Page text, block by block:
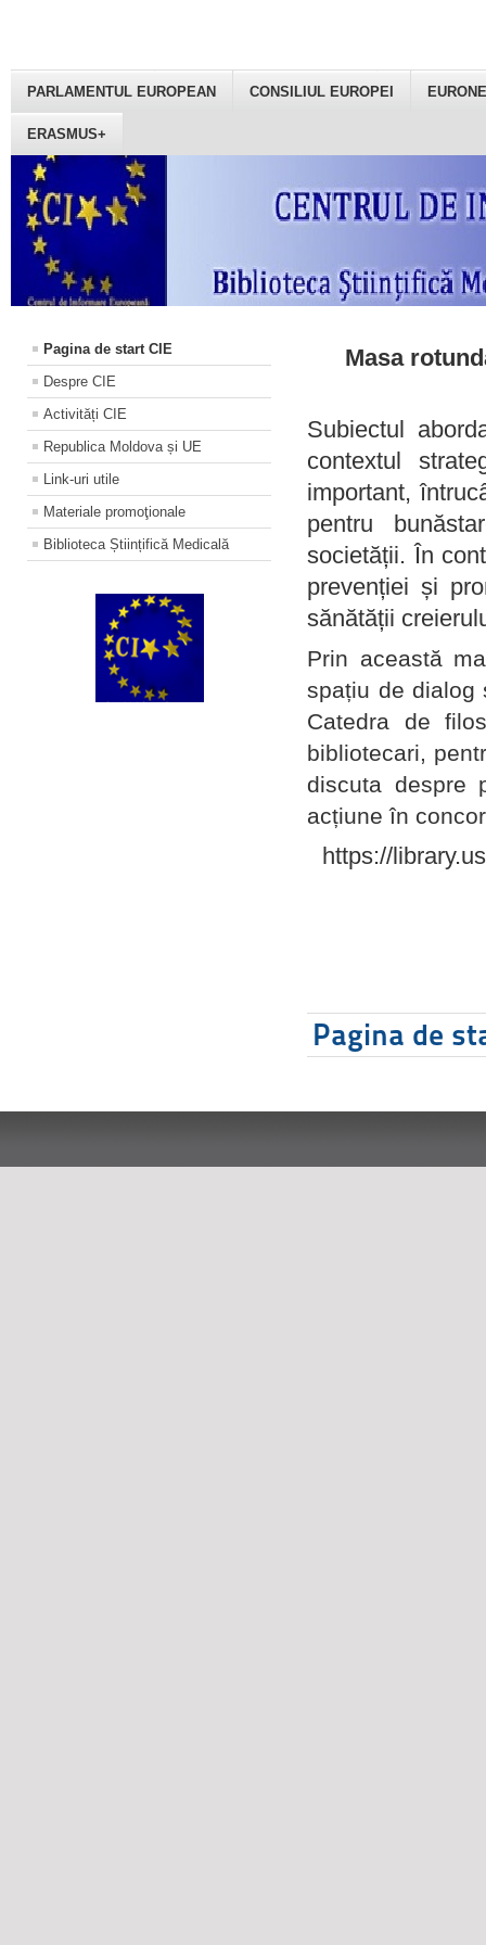
PARLAMENTUL EUROPEAN CONSILIUL EUROPEI
ERASMUS+
Pagina de start CIE
Despre CIE
Activități CIE
Republica Moldova și UE
Link-uri utile
Materiale promoţionale
Biblioteca Științifică Medicală
Masa
Subiectul
contextul
important,
pentru
societății. În
prevenției și
sănătății
Prin această
spațiu de dialog
Catedra de
bibliotecari,
discuta despre
acțiune în
https://
Pagina de